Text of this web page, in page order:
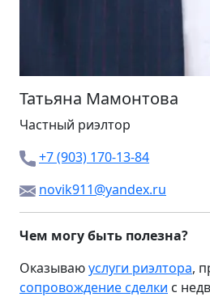
Татьяна Мамонтова
Частный риэлтор
+7 (903) 170-13-84
novik911@yandex.ru
Чем могу быть полезна?
Оказываюуслуги риэлтора,
сопровождение сделки с